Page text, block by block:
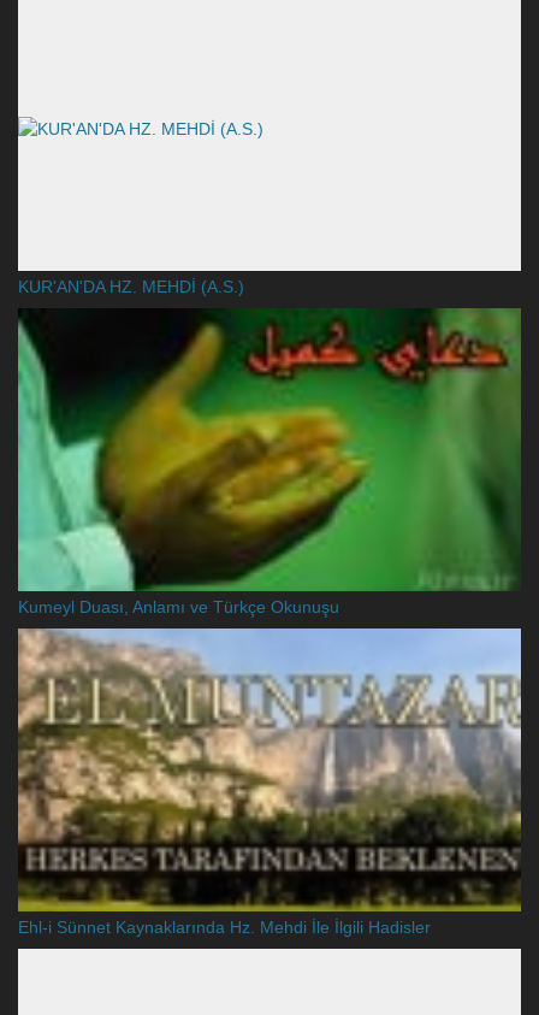
KUR'AN'DA HZ. MEHDİ (A.S.)
Kumeyl Duası, Anlamı ve Türkçe Okunuşu
Ehl-i Sünnet Kaynaklarında Hz. Mehdi İle İlgili Hadisler